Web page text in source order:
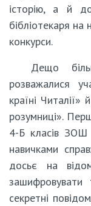
історію, а й
бібліотекаря на
конкурси.
Дещо
розважалися
країні
розумниці».
4-Б класів ЗОШ
навичками
досьє на
зашифровувати
секретні